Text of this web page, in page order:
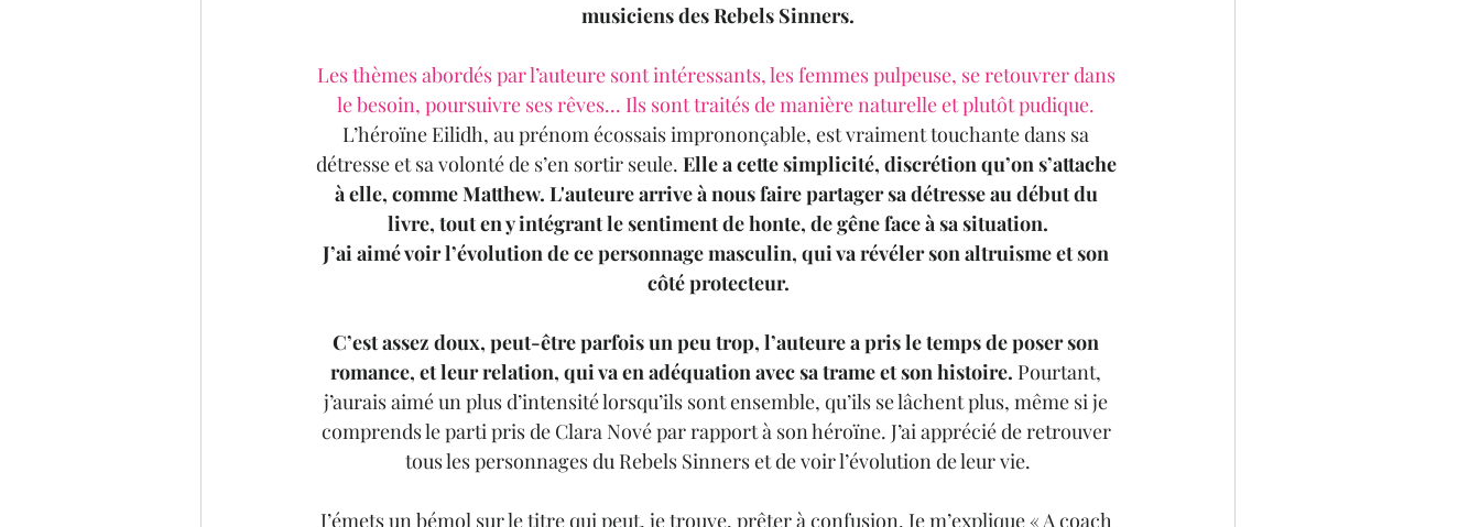
musiciens des Rebels Sinners.
Les thèmes abordés par l’auteure sont intéressants, les femmes pulpeuse, se retouvrer dans
le besoin, poursuivre ses rêves... Ils sont traités de manière naturelle et plutôt pudique.
L’héroïne Eilidh, au prénom écossais imprononçable, est vraiment touchante dans sa
détresse et sa volonté de s’en sortir seule. Elle a cette simplicité, discrétion qu’on s’attache
à elle, comme Matthew. L'auteure arrive à nous faire partager sa détresse au début du
livre, tout en y intégrant le sentiment de honte, de gêne face à sa situation.
J’ai aimé voir l’évolution de ce personnage masculin, qui va révéler son altruisme et son
côté protecteur.
C’est assez doux, peut-être parfois un peu trop, l’auteure a pris le temps de poser son
romance, et leur relation, qui va en adéquation avec sa trame et son histoire. Pourtant,
j’aurais aimé un plus d’intensité lorsqu’ils sont ensemble, qu’ils se lâchent plus, même si je
comprends le parti pris de Clara Nové par rapport à son héroïne. J’ai apprécié de retrouver
tous les personnages du Rebels Sinners et de voir l’évolution de leur vie.
J’émets un bémol sur le titre qui peut, je trouve, prêter à confusion. Je m’explique « A coach